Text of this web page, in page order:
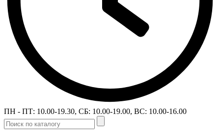
ПН - ПТ: 10.00-19.30, СБ: 10.00-19.00, ВС: 10.00-16.00